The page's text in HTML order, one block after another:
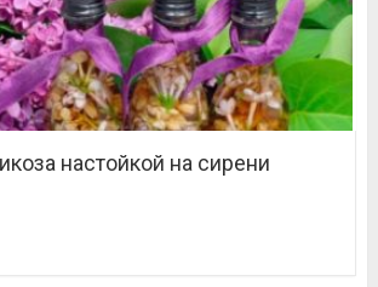
настойкой на сирени